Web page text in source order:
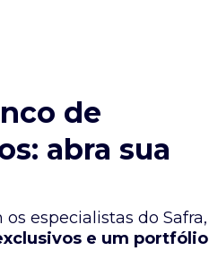
de
abra sua
especialistas do Safra,
e um portfólio